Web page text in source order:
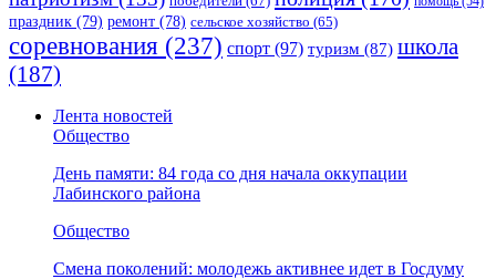
праздник (79) ремонт (78) сельское хозяйство (65)
соревнования (237) спорт (97) туризм (87) школа
(187)
Лента новостей
Общество
День памяти: 84 года со дня начала оккупации
Лабинского района
Общество
Смена поколений: молодежь активнее идет в Госдуму